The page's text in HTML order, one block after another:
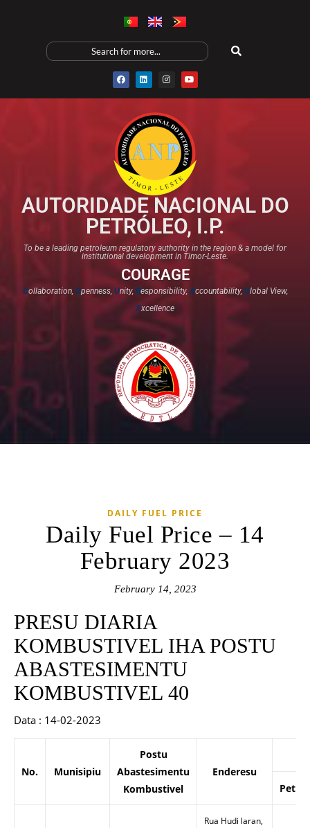
AUTORIDADE NACIONAL DO
PETRÓLEO, I.P.
To be a leading petroleum regulatory authority in the region & a model for
institutional development in Timor-Leste.
COURAGE
Collaboration, Openness, Unity, Responsibility,Accountability, Global View,
Excellence​
DAILY FUEL PRICE
Daily Fuel Price – 14
February 2023
February 14, 2023
PRESU DIARIA
KOMBUSTIVEL IHA POSTU
ABASTESIMENTU
KOMBUSTIVEL 40
Data : 14-02-2023
No. Munisipiu
Postu
Abastesimentu
Kombustivel
Enderesu
Petrol
Rua Hudi laran,